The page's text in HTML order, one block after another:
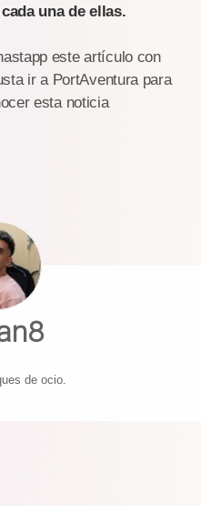
una de ellas.
este artículo con
ir a PortAventura para
esta noticia
de ocio.